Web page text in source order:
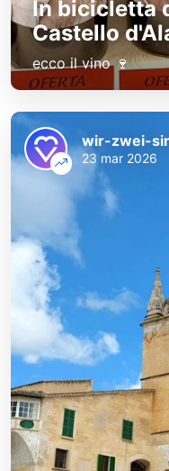
In bicicletta
Castello
ecco il vino 🍷
23 mar 2026